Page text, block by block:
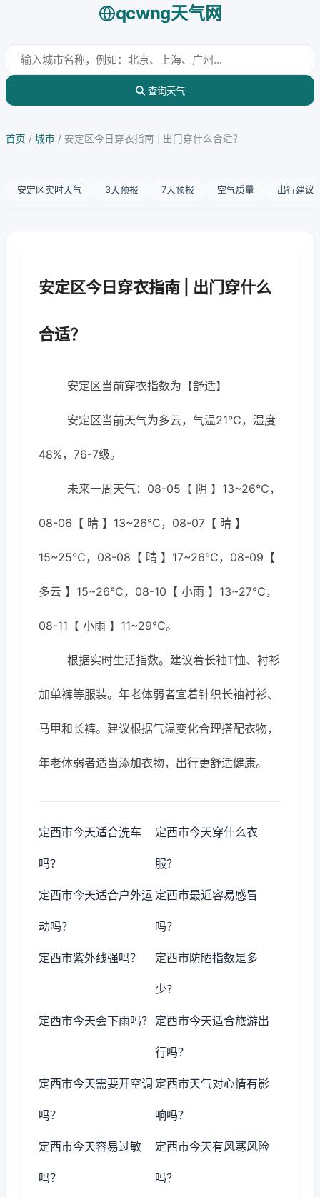
qcwng天气网
查询天气
首页 / 城市 / 安定区今日穿衣指南 | 出门穿什么合适？
安定区实时天气 3天预报 7天预报 空气质量 出行建议
安定区今日穿衣指南 | 出门穿什么
合适？
安定区当前穿衣指数为【舒适】
安定区当前天气为多云，气温21℃，湿度
48%，76-7级。
未来一周天气：08-05【 阴 】13~26℃，
08-06【 晴 】13~26℃，08-07【 晴 】
15~25℃，08-08【 晴 】17~26℃，08-09【
多云 】15~26℃，08-10【 小雨 】13~27℃，
08-11【 小雨 】11~29℃。
根据实时生活指数。建议着长袖T恤、衬衫
加单裤等服装。年老体弱者宜着针织长袖衬衫、
马甲和长裤。建议根据气温变化合理搭配衣物，
年老体弱者适当添加衣物，出行更舒适健康。
定西市今天适合洗车
吗？
定西市今天穿什么衣
服？
定西市今天适合户外运
动吗？
定西市最近容易感冒
吗？
定西市紫外线强吗？ 定西市防晒指数是多
少？
定西市今天会下雨吗？ 定西市今天适合旅游出
行吗？
定西市今天需要开空调
吗？
定西市天气对心情有影
响吗？
定西市今天容易过敏
吗？
定西市今天有风寒风险
吗？